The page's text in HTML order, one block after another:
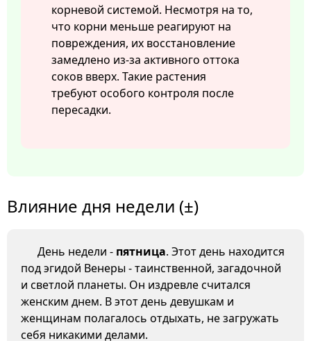
корневой системой. Несмотря на то,
что корни меньше реагируют на
повреждения, их восстановление
замедлено из-за активного оттока
соков вверх. Такие растения
требуют особого контроля после
пересадки.
Влияние дня недели (±)
День недели - пятница. Этот день находится
под эгидой Венеры - таинственной, загадочной
и светлой планеты. Он издревле считался
женским днем. В этот день девушкам и
женщинам полагалось отдыхать, не загружать
себя никакими делами.